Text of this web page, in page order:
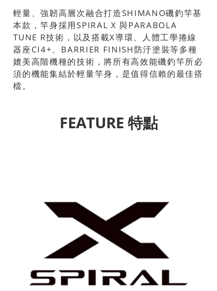
輕量、強韌高層次融合打造SHIMANO磯釣竿基
本款，竿身採用SPIRAL X 與PARABOLA
TUNE R技術，以及搭載X導環、人體工學捲線
器座CI4+、BARRIER FINISH防汙塗裝等多種
媲美高階機種的技術，將所有高效能磯釣竿所必
須的機能集結於輕量竿身，是值得信賴的最佳搭
檔。
FEATURE 特點